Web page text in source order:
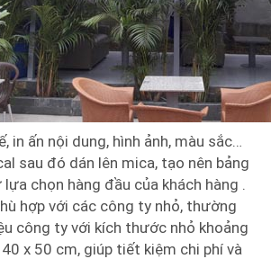
in ấn nội dung, hình ảnh, màu sắc…
sau đó dán lên mica, tạo nên bảng
lựa chọn hàng đầu của khách hàng .
hợp với các công ty nhỏ, thường
công ty với kích thước nhỏ khoảng
x 50 cm, giúp tiết kiệm chi phí và